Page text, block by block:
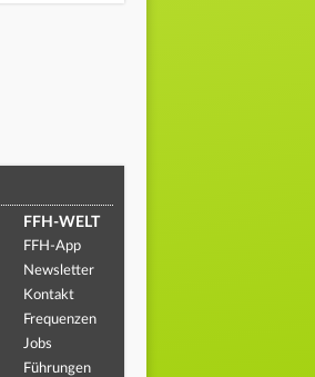
FFH-WELT
FFH-App
Newsletter
Kontakt
Frequenzen
Jobs
Führungen